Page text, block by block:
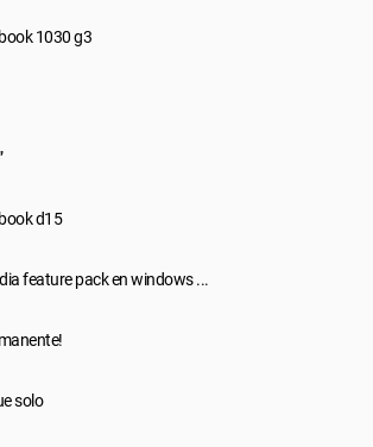
1030 g3
d15
feature pack en windows ...
solo